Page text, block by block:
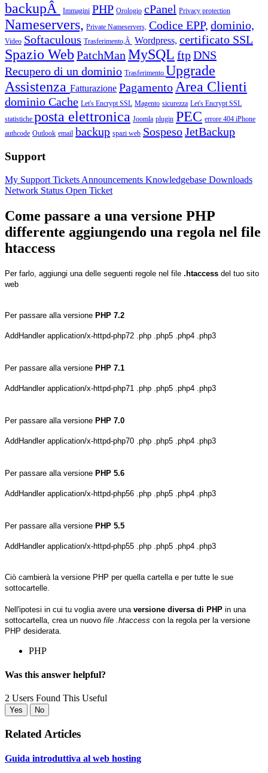
backupÂ Immagini PHP Orologio cPanel Privacy protection
Nameservers, Private Nameservers, Codice EPP, dominio,
Video Softaculous Trasferimento,Â Wordpress, certificato SSL
Spazio Web PatchMan MySQL ftpDNS
Recupero di un dominio Trasferimento Upgrade
Assistenza Fatturazione Pagamento Area Clienti
dominio Cache Let's Encrypt SSL Magento sicurezza Let's Encrypt SSL
statistiche posta elettronica Joomla plugin PEC errore 404 iPhone
authcode Outlook email backup spazi web SospesoJetBackup
Support
My Support Tickets Announcements Knowledgebase Downloads
Network Status Open Ticket
Come passare a una versione PHP
differente aggiungendo una regola nel file
htaccess
Per farlo, aggiungi una delle seguenti regole nel file .htaccess del tuo sito
web
Per passare alla versione PHP 7.2
AddHandler application/x-httpd-php72 .php .php5 .php4 .php3
Per passare alla versione PHP 7.1
AddHandler application/x-httpd-php71 .php .php5 .php4 .php3
Per passare alla versione PHP 7.0
AddHandler application/x-httpd-php70 .php .php5 .php4 .php3
Per passare alla versione PHP 5.6
AddHandler application/x-httpd-php56 .php .php5 .php4 .php3
Per passare alla versione PHP 5.5
AddHandler application/x-httpd-php55 .php .php5 .php4 .php3
Ciò cambierà la versione PHP per quella cartella e per tutte le sue
sottocartelle.
Nell'ipotesi in cui tu voglia avere una versione diversa di PHP in una
sottocartella, crea un nuovo file .htaccess con la regola per la versione
PHP desiderata.
PHP
Was this answer helpful?
2 Users Found This Useful
Yes No
Related Articles
Guida introduttiva al web hosting